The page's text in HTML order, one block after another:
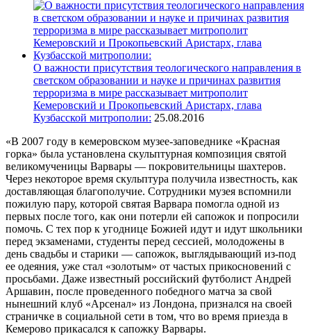
О важности присутствия теологического направления в
светском образовании и науке и причинах развития
терроризма в мире рассказывает митрополит
Кемеровский и Прокопьевский Аристарх, глава
Кузбасской митрополии: 25.08.2016
«В 2007 году в кемеровском музее-заповеднике «Красная
горка» была установлена скульптурная композиция святой
великомученицы Варвары — покровительницы шахтеров.
Через некоторое время скульптура получила известность, как
доставляющая благополучие. Сотрудники музея вспомнили
пожилую пару, которой святая Варвара помогла одной из
первых после того, как они потерли ей сапожок и попросили
помочь. С тех пор к угоднице Божией идут и идут школьники
перед экзаменами, студенты перед сессией, молодожены в
день свадьбы и старики — сапожок, выглядывающий из-под
ее одеяния, уже стал «золотым» от частых прикосновений с
просьбами. Даже известный российский футболист Андрей
Аршавин, после проведенного победного матча за свой
нынешний клуб «Арсенал» из Лондона, признался на своей
страничке в социальной сети в том, что во время приезда в
Кемерово прикасался к сапожку Варвары.